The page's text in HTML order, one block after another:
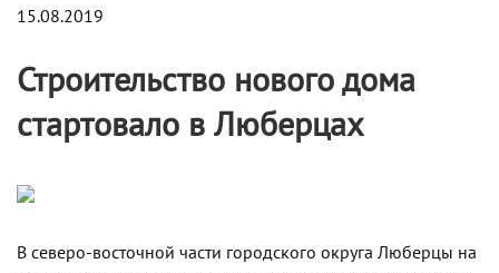
15.08.2019
Строительство нового дома
стартовало в Люберцах
В северо-восточной части городского округа Люберцы на